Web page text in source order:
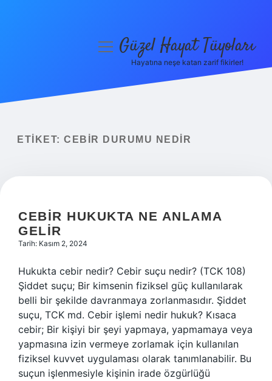
Yasal Uyarı
menüyüGüzel Hayat Tüyoları
Hayatına neşe katan zarif fikirler!
ETIKET: CEBIR DURUMU NEDIR
CEBIR HUKUKTA NE ANLAMA
GELIR
Tarih: Kasım 2, 2024
Hukukta cebir nedir? Cebir suçu nedir? (TCK 108)
Şiddet suçu; Bir kimsenin fiziksel güç kullanılarak
belli bir şekilde davranmaya zorlanmasıdır. Şiddet
suçu, TCK md. Cebir işlemi nedir hukuk? Kısaca
cebir; Bir kişiyi bir şeyi yapmaya, yapmamaya veya
yapmasına izin vermeye zorlamak için kullanılan
fiziksel kuvvet uygulaması olarak tanımlanabilir. Bu
suçun işlenmesiyle kişinin irade özgürlüğü